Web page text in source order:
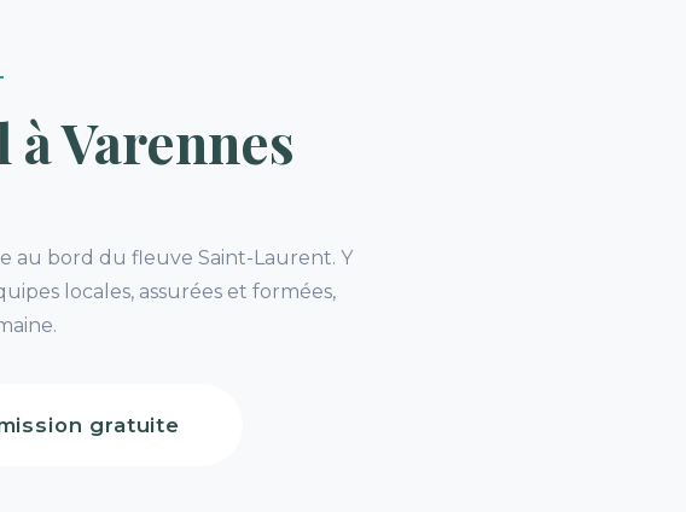
Varennes
au bord du fleuve Saint-Laurent. Y
locales, assurées et formées,
gratuite